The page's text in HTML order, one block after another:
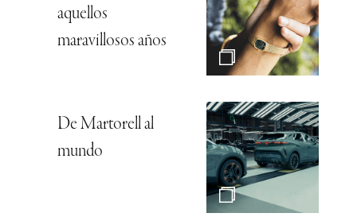
aquellos
maravillosos años
De Martorell al
mundo